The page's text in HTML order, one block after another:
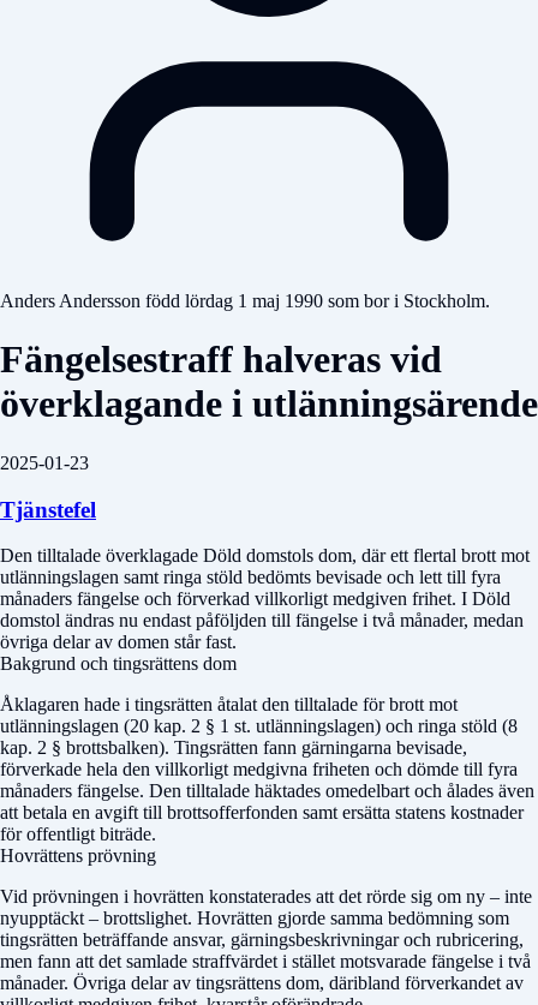
Anders Andersson född lördag 1 maj 1990 som bor i Stockholm.
Fängelsestraff halveras vid
överklagande i utlänningsärende
2025-01-23
Tjänstefel
Den tilltalade överklagade Döld domstols dom, där ett flertal brott mot
utlänningslagen samt ringa stöld bedömts bevisade och lett till fyra
månaders fängelse och förverkad villkorligt medgiven frihet. I Döld
domstol ändras nu endast påföljden till fängelse i två månader, medan
övriga delar av domen står fast.
Bakgrund och tingsrättens dom
Åklagaren hade i tingsrätten åtalat den tilltalade för brott mot
utlänningslagen (20 kap. 2 § 1 st. utlänningslagen) och ringa stöld (8
kap. 2 § brottsbalken). Tingsrätten fann gärningarna bevisade,
förverkade hela den villkorligt medgivna friheten och dömde till fyra
månaders fängelse. Den tilltalade häktades omedelbart och ålades även
att betala en avgift till brottsofferfonden samt ersätta statens kostnader
för offentligt biträde.
Hovrättens prövning
Vid prövningen i hovrätten konstaterades att det rörde sig om ny – inte
nyupptäckt – brottslighet. Hovrätten gjorde samma bedömning som
tingsrätten beträffande ansvar, gärningsbeskrivningar och rubricering,
men fann att det samlade straffvärdet i stället motsvarade fängelse i två
månader. Övriga delar av tingsrättens dom, däribland förverkandet av